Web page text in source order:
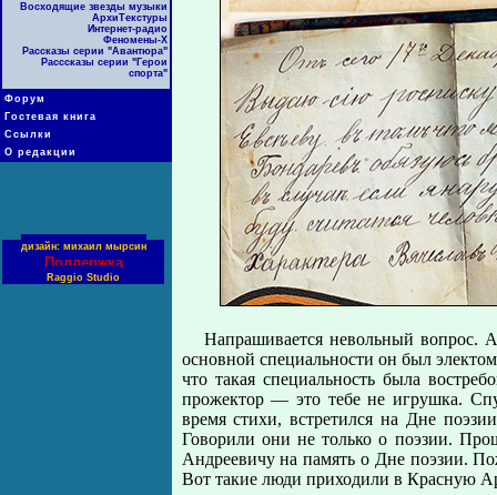
Восходящие звезды музыки
АрхиТекстуры
Интернет-радио
Феномены-Х
Рассказы серии "Авантюра"
Расссказы серии "Герои
спорта"
Форум
Гостевая книга
Ссылки
О редакции
дизайн: михаил мырсин
Поддержка
Raggio Studio
Напрашивается невольный вопрос.
основной специальности он был
что такая специальность была
прожектор — это тебе не игрушка.
время стихи, встретился на Дне
Говорили они не только о поэзии.
Андреевичу на память о Дне поэзии.
Вот такие люди приходили в Красную